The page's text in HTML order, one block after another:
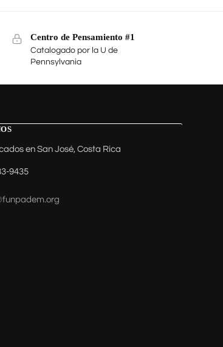
Centro de Pensamiento #1
Catalogado por la U de
Pennsylvania
en San José, Costa Rica
9435